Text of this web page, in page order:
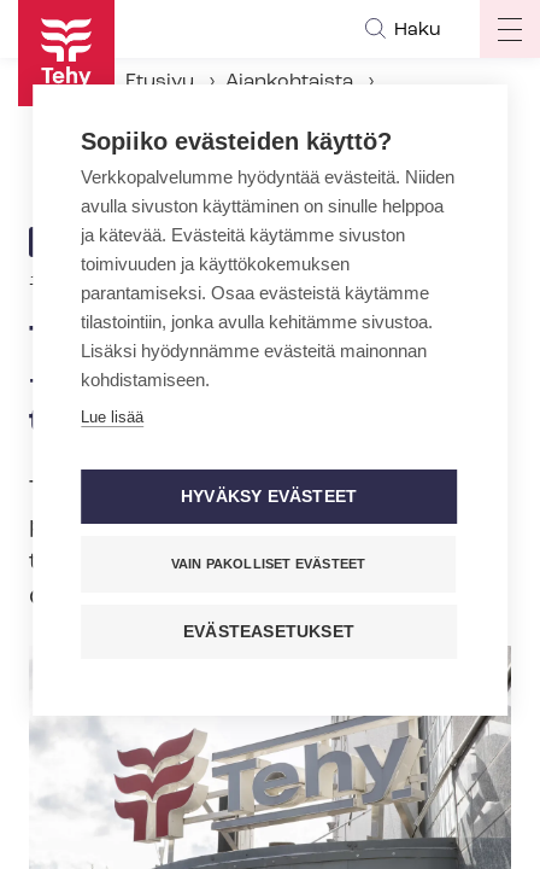
Hyppää
pääsisältöön
Haku
Etusivu
Ajankohtaista
Tehy peruu jäsentapahtumat – valmius tehdä työtä tärkeämpää
ARTIKKELIN
KATEGORIA
AJANKOHTAISTA
12.3.2020 | 12:58
Tehy peruu jäsentapahtumat
– valmius tehdä työtä
tärkeämpää
Tehy ry on ko­ro­na­vi­rus­ti­lan­teen vuoksi
perunut jäsenille suunnatut
tapahtumansa toukokuun loppuun asti.
Osallistujat saavat tiedon perumisesta.
Sopiiko evästeiden käyttö?
Verkkopalvelumme hyödyntää evästeitä. Niiden
avulla sivuston käyttäminen on sinulle helppoa
ja kätevää. Evästeitä käytämme sivuston
toimivuuden ja käyttökokemuksen
parantamiseksi. Osaa evästeistä käytämme
tilastointiin, jonka avulla kehitämme sivustoa.
Lisäksi hyödynnämme evästeitä mainonnan
kohdistamiseen.
Lue lisää
HYVÄKSY EVÄSTEET
VAIN PAKOLLISET EVÄSTEET
EVÄSTEASETUKSET